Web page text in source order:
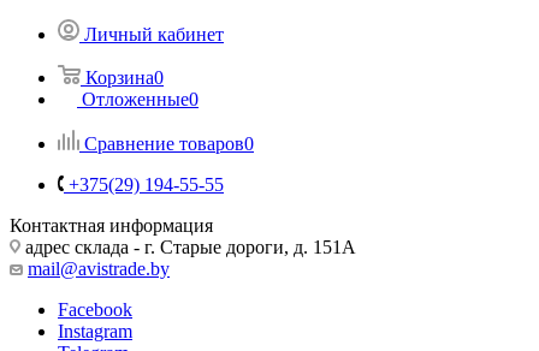
Личный кабинет
Корзина0
Отложенные0
Сравнение товаров0
+375(29) 194-55-55
Контактная информация
адрес склада - г. Старые дороги, д. 151А
mail@avistrade.by
Facebook
Instagram